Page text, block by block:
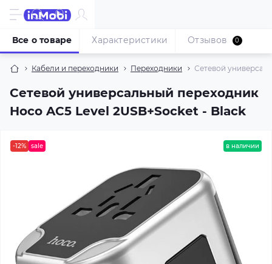
Кабели и переходники Переходники Сетевой
Сетевой универсальный переходник
Hoco AC5 Level 2USB+Socket - Black
Все о товаре Характеристики Отзывов 0
-12% sale в наличии